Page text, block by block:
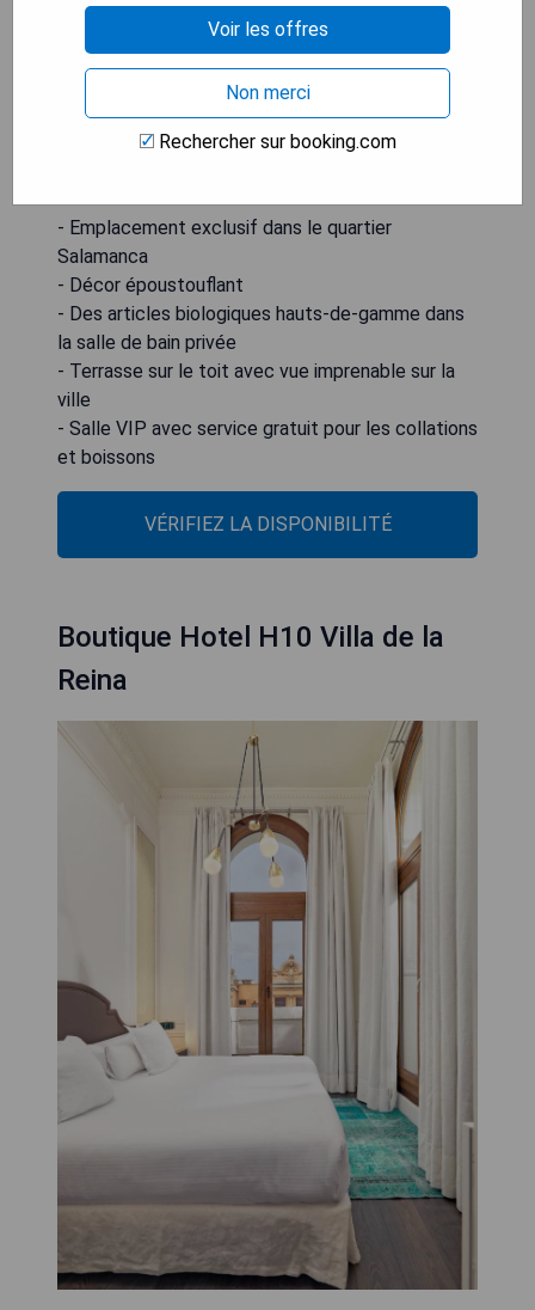
collations et boissons. La station Ruben Darío
Metro se situe à 500 mètres de ICON Casona
1900 by Petit Palace, tandis que le célèbre parc
Retiro est accessible en 15 minutes à pied.
L'aéroport Madrid-Barajas se trouve à 11 km de
- Emplacement exclusif dans le quartier
Salamanca
- Décor époustouflant
- Des articles biologiques hauts-de-gamme dans
la salle de bain privée
- Terrasse sur le toit avec vue imprenable sur la
ville
- Salle VIP avec service gratuit pour les collations
et boissons
VÉRIFIEZ LA DISPONIBILITÉ
Boutique Hotel H10 Villa de la
Reina
Voir les offres
Non merci
Rechercher sur booking.com